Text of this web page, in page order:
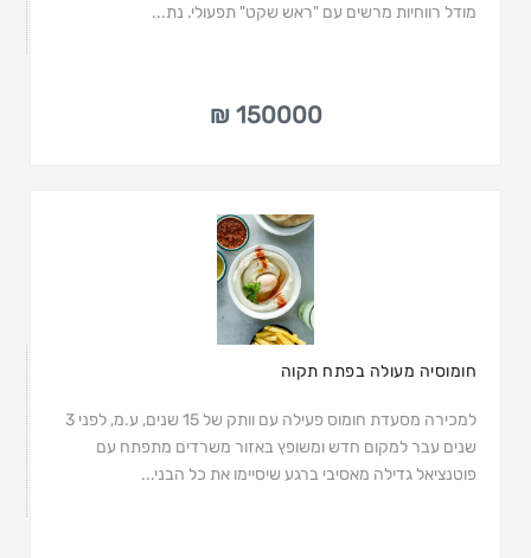
מודל רווחיות מרשים עם "ראש שקט" תפעולי. נת...
150000 ₪
חומוסיה מעולה בפתח תקוה
למכירה מסעדת חומוס פעילה עם וותק של 15 שנים, ע.מ, לפני 3
שנים עבר למקום חדש ומשופץ באזור משרדים מתפתח עם
פוטנציאל גדילה מאסיבי ברגע שיסיימו את כל הבני...